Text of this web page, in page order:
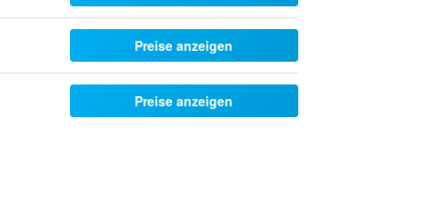
Preise anzeigen
Preise anzeigen